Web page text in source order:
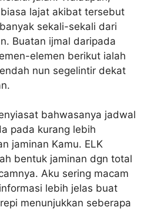
lajat akibat tersebut
sekali-sekali dari
Buatan ijmal daripada
elemen berikut ialah
nun segelintir dekat
bahwasanya jadwal
pada kurang lebih
jaminan Kamu. ELK
bentuk jaminan dgn total
Aku sering macam
lebih jelas buat
menunjukkan seberapa